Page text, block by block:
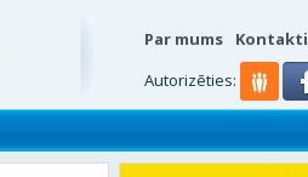
Par mums Kontakti
Autorizēties: